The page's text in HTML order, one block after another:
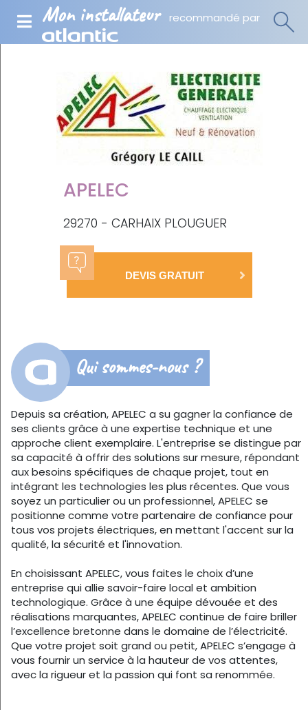
Mon installateur recommandé par
APELEC
29270 - CARHAIX PLOUGUER
DEVIS GRATUIT
Qui sommes-nous ?
Depuis sa création, APELEC a su gagner la confiance de
ses clients grâce à une expertise technique et une
approche client exemplaire. L'entreprise se distingue par
sa capacité à offrir des solutions sur mesure, répondant
aux besoins spécifiques de chaque projet, tout en
intégrant les technologies les plus récentes. Que vous
soyez un particulier ou un professionnel, APELEC se
positionne comme votre partenaire de confiance pour
tous vos projets électriques, en mettant l'accent sur la
qualité, la sécurité et l'innovation.
En choisissant APELEC, vous faites le choix d’une
entreprise qui allie savoir-faire local et ambition
technologique. Grâce à une équipe dévouée et des
réalisations marquantes, APELEC continue de faire briller
l’excellence bretonne dans le domaine de l’électricité.
Que votre projet soit grand ou petit, APELEC s’engage à
vous fournir un service à la hauteur de vos attentes,
avec la rigueur et la passion qui font sa renommée.